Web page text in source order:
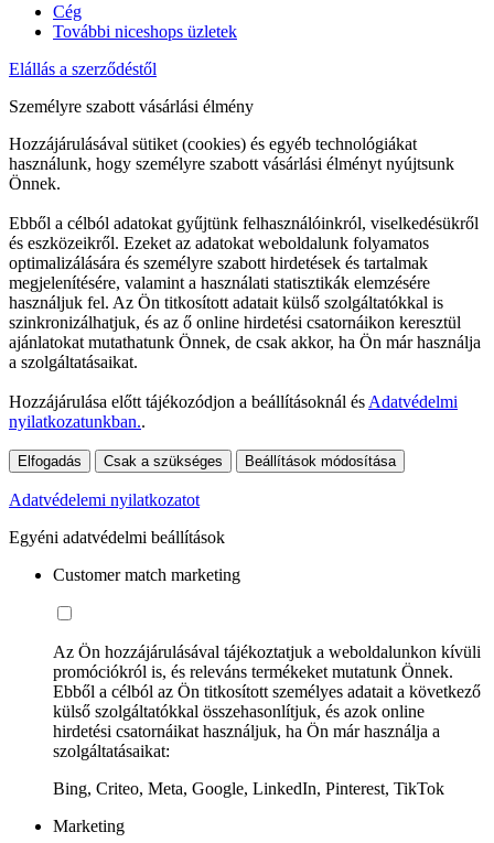
Cég
További niceshops üzletek
Elállás a szerződéstől
Személyre szabott vásárlási élmény
Hozzájárulásával sütiket (cookies) és egyéb technológiákat
használunk, hogy személyre szabott vásárlási élményt nyújtsunk
Önnek.
Ebből a célból adatokat gyűjtünk felhasználóinkról, viselkedésükről
és eszközeikről. Ezeket az adatokat weboldalunk folyamatos
optimalizálására és személyre szabott hirdetések és tartalmak
megjelenítésére, valamint a használati statisztikák elemzésére
használjuk fel. Az Ön titkosított adatait külső szolgáltatókkal is
szinkronizálhatjuk, és az ő online hirdetési csatornáikon keresztül
ajánlatokat mutathatunk Önnek, de csak akkor, ha Ön már használja
a szolgáltatásaikat.
Hozzájárulása előtt tájékozódjon a beállításoknál és Adatvédelmi
nyilatkozatunkban..
Elfogadás Csak a szükséges Beállítások módosítása
Adatvédelemi nyilatkozatot
Egyéni adatvédelmi beállítások
Customer match marketing
Az Ön hozzájárulásával tájékoztatjuk a weboldalunkon kívüli
promóciókról is, és releváns termékeket mutatunk Önnek.
Ebből a célból az Ön titkosított személyes adatait a következő
külső szolgáltatókkal összehasonlítjuk, és azok online
hirdetési csatornáikat használjuk, ha Ön már használja a
szolgáltatásaikat:
Bing, Criteo, Meta, Google, LinkedIn, Pinterest, TikTok
Marketing